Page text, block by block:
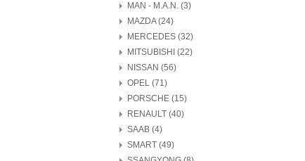
MAN - M.A.N. (3)
MAZDA (24)
MERCEDES (32)
MITSUBISHI (22)
NISSAN (56)
OPEL (71)
PORSCHE (15)
RENAULT (40)
SAAB (4)
SMART (49)